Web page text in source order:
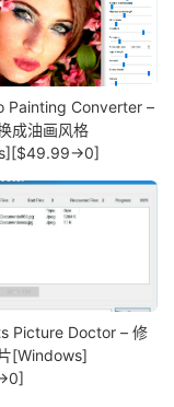
Painting Converter –
成油画风格
Picture Doctor – 修
[Windows]